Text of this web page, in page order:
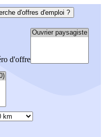
d'offres d'emploi ?
d'offre